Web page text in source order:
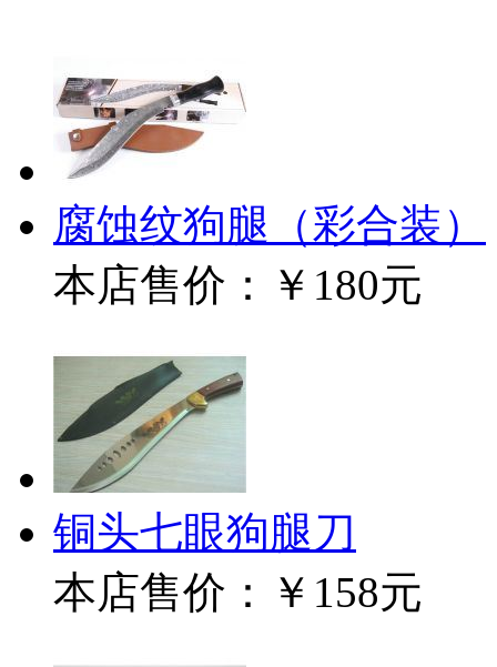
腐蚀纹狗腿（彩合装）
本店售价：
￥180元
铜头七眼狗腿刀
本店售价：
￥158元